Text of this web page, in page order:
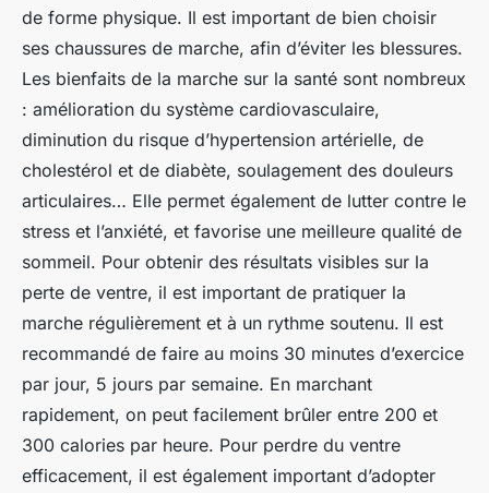
de forme physique. Il est important de bien choisir
ses chaussures de marche, afin d’éviter les blessures.
Les bienfaits de la marche sur la santé sont nombreux
: amélioration du système cardiovasculaire,
diminution du risque d’hypertension artérielle, de
cholestérol et de diabète, soulagement des douleurs
articulaires… Elle permet également de lutter contre le
stress et l’anxiété, et favorise une meilleure qualité de
sommeil. Pour obtenir des résultats visibles sur la
perte de ventre, il est important de pratiquer la
marche régulièrement et à un rythme soutenu. Il est
recommandé de faire au moins 30 minutes d’exercice
par jour, 5 jours par semaine. En marchant
rapidement, on peut facilement brûler entre 200 et
300 calories par heure. Pour perdre du ventre
efficacement, il est également important d’adopter